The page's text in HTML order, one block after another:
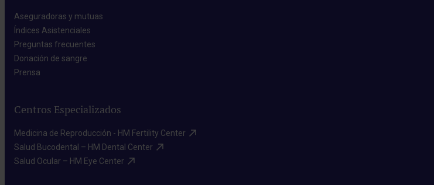
Aseguradoras y mutuas​
Índices Asistenciales​
Preguntas frecuentes​
Donación de sangre​
Prensa​
Centros Especializados
Medicina de Reproducción - HM Fertility Center​
Salud Bucodental – HM Dental Center​
Salud Ocular – HM Eye Center​